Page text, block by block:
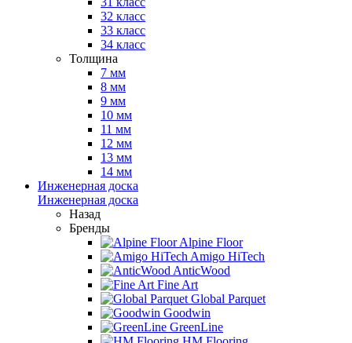
32 класс
33 класс
34 класс
Толщина
7 мм
8 мм
9 мм
10 мм
11 мм
12 мм
13 мм
14 мм
Инженерная доска
Инженерная доска
Назад
Бренды
Alpine Floor
Amigo HiTech
AnticWood
Fine Art
Global Parquet
Goodwin
GreenLine